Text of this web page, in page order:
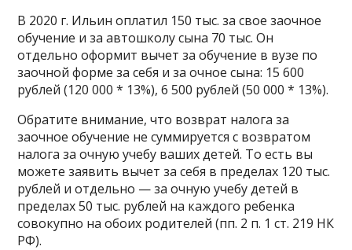
В 2020 г. Ильин оплатил 150 тыс. за свое заочное
обучение и за автошколу сына 70 тыс. Он
отдельно оформит вычет за обучение в вузе по
заочной форме за себя и за очное сына: 15 600
рублей (120 000 * 13%), 6 500 рублей (50 000 * 13%).
Обратите внимание, что возврат налога за
заочное обучение не суммируется с возвратом
налога за очную учебу ваших детей. То есть вы
можете заявить вычет за себя в пределах 120 тыс.
рублей и отдельно — за очную учебу детей в
пределах 50 тыс. рублей на каждого ребенка
совокупно на обоих родителей (пп. 2 п. 1 ст. 219 НК
РФ).